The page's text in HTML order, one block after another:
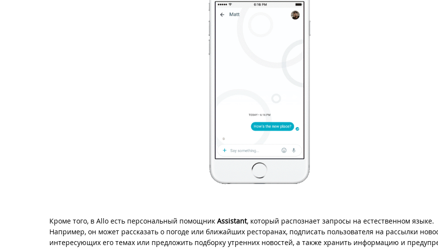
Кроме того, в Allo есть персональный помощник Assistant, который распознает запросы на естественном языке.
Например, он может рассказать о погоде или ближайших ресторанах, подписать пользователя на рассылки
интересующих его темах или предложить подборку утренних новостей, а также хранить информацию и